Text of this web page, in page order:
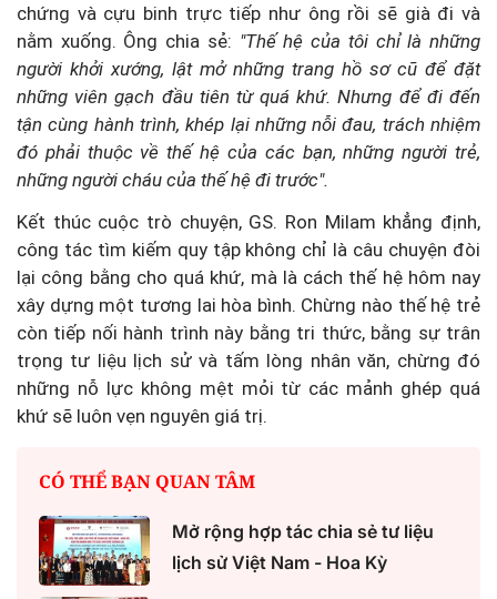
chứng và cựu binh trực tiếp như ông rồi sẽ già đi và
nằm xuống. Ông chia sẻ: "Thế hệ của tôi chỉ là những
người khởi xướng, lật mở những trang hồ sơ cũ để đặt
những viên gạch đầu tiên từ quá khứ. Nhưng để đi đến
tận cùng hành trình, khép lại những nỗi đau, trách nhiệm
đó phải thuộc về thế hệ của các bạn, những người trẻ,
những người cháu của thế hệ đi trước".
Kết thúc cuộc trò chuyện, GS. Ron Milam khẳng định,
công tác tìm kiếm quy tập không chỉ là câu chuyện đòi
lại công bằng cho quá khứ, mà là cách thế hệ hôm nay
xây dựng một tương lai hòa bình. Chừng nào thế hệ trẻ
còn tiếp nối hành trình này bằng tri thức, bằng sự trân
trọng tư liệu lịch sử và tấm lòng nhân văn, chừng đó
những nỗ lực không mệt mỏi từ các mảnh ghép quá
khứ sẽ luôn vẹn nguyên giá trị.
CÓ THỂ BẠN QUAN TÂM
Mở rộng hợp tác chia sẻ tư liệu
lịch sử Việt Nam - Hoa Kỳ